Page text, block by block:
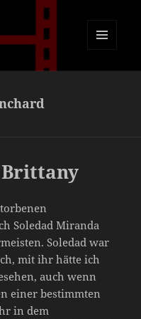
Soledad Miranda
Soledad war
mit ihr hätte ich
auch wenn
einer bestimmten
in dem